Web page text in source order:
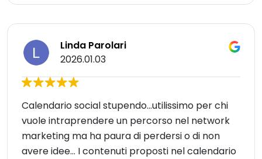
Linda Parolari
2026.01.03
Calendario social stupendo...utilissimo per chi
vuole intraprendere un percorso nel network
marketing ma ha paura di perdersi o di non
avere idee... I contenuti proposti nel calendario